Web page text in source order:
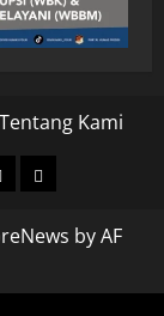
Tentang Kami
Olahraga
by AF